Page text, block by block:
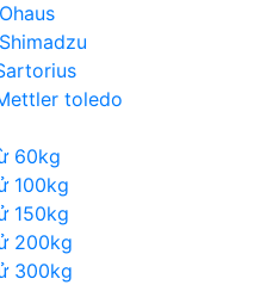
toledo
60kg
100kg
150kg
200kg
300kg